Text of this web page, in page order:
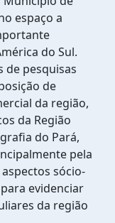
espaço a
do Sul.
de pesquisas
de
da região,
da Região
do Pará,
pela
sócio-
evidenciar
da região